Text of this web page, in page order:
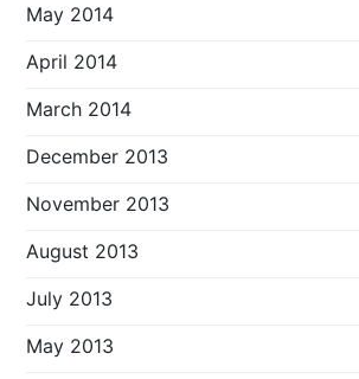
May 2014
April 2014
March 2014
December 2013
November 2013
August 2013
July 2013
May 2013